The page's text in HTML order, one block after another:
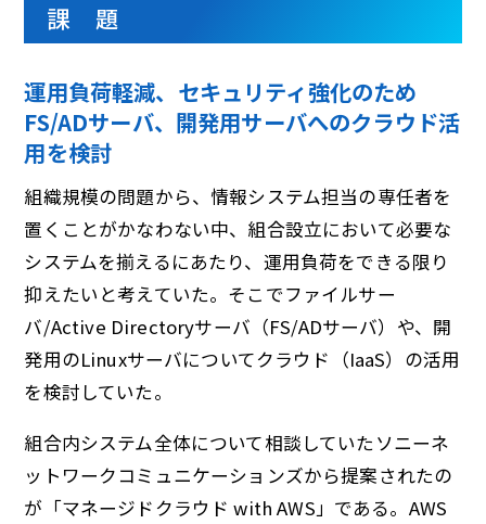
課 題
運用負荷軽減、セキュリティ強化のため
FS/ADサーバ、開発用サーバへのクラウド活
用を検討
組織規模の問題から、情報システム担当の専任者を
置くことがかなわない中、組合設立において必要な
システムを揃えるにあたり、運用負荷をできる限り
抑えたいと考えていた。そこでファイルサー
バ/Active Directoryサーバ（FS/ADサーバ）や、開
発用のLinuxサーバについてクラウド（IaaS）の活用
を検討していた。
組合内システム全体について相談していたソニーネ
ットワークコミュニケーションズから提案されたの
が「マネージドクラウド with AWS」である。AWS